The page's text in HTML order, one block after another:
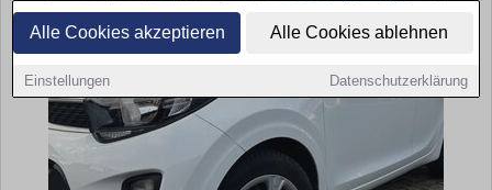
Alle Cookies akzeptieren Alle Cookies ablehnen
Einstellungen Datenschutzerklärung